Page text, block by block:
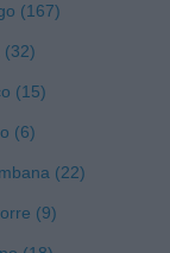
(167)
(32)
(15)
(6)
(22)
(9)